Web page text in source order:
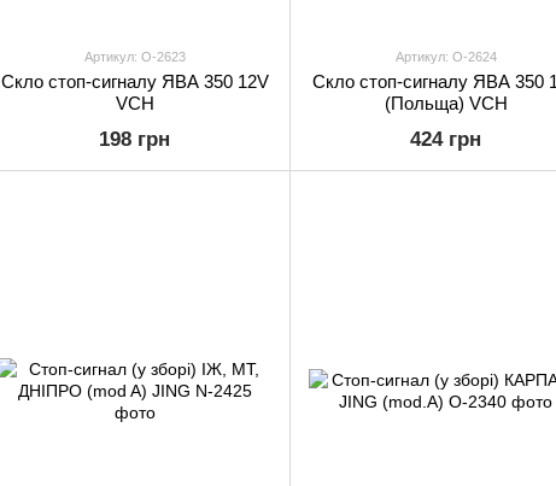
Артикул: O-2623
Скло стоп-сигналу ЯВА 350 12V
VCH
198 грн
Артикул: O-2624
Скло стоп-сигналу ЯВА 350
(Польща) VCH
424 грн